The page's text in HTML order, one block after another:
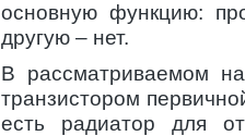
основную функцию:
другую – нет.
В рассматриваемом
транзистором
есть радиатор для